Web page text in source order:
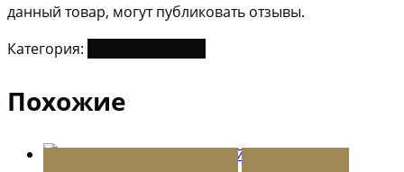
данный товар, могут публиковать отзывы.
Категория:
Похожие